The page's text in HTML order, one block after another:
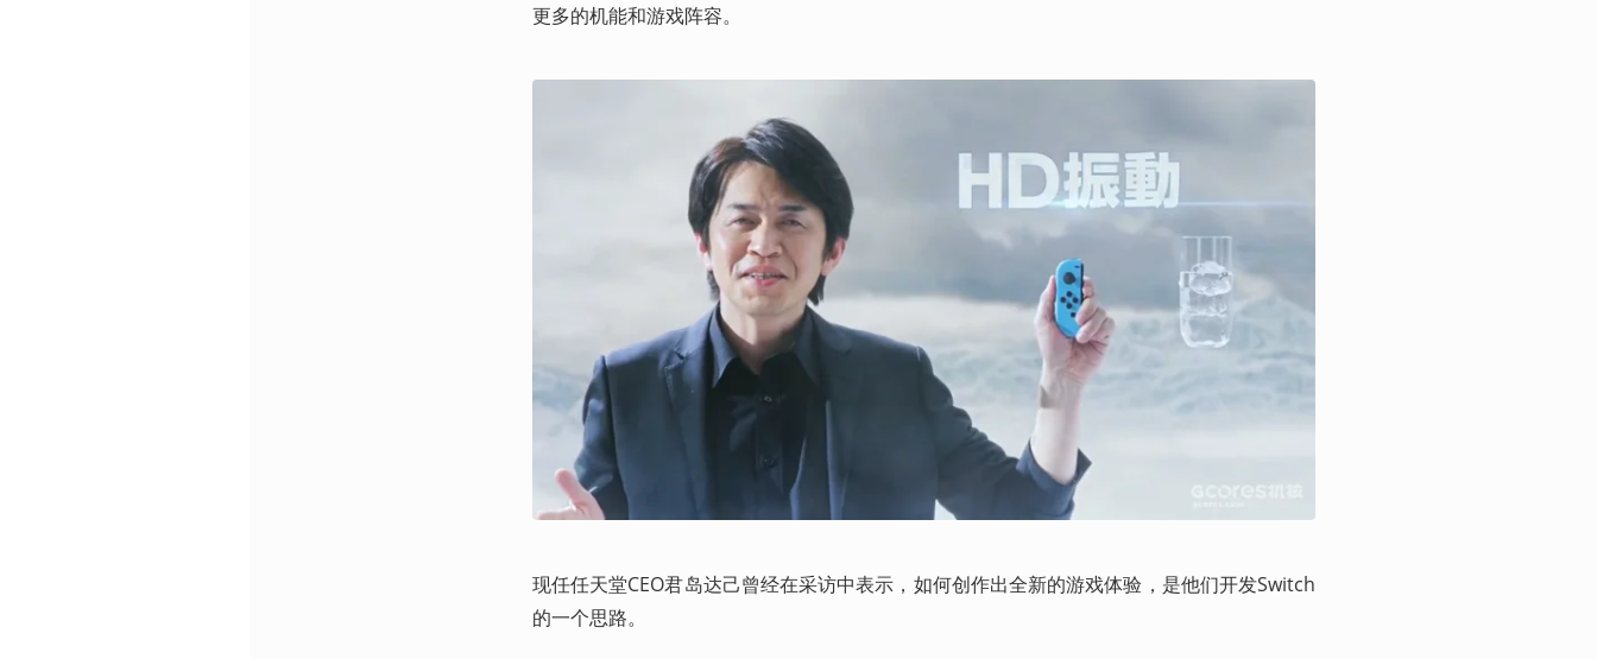
更多的机能和游戏阵容。
现任任天堂CEO君岛达己曾经在采访中表示，如何创作出全新的游戏体验，是他们开发Switch
的一个思路。